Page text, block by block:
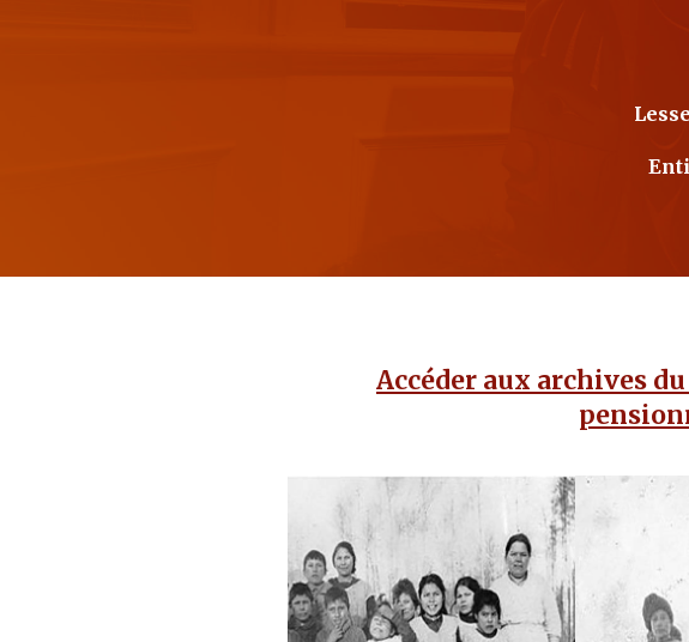
Accéder aux archives